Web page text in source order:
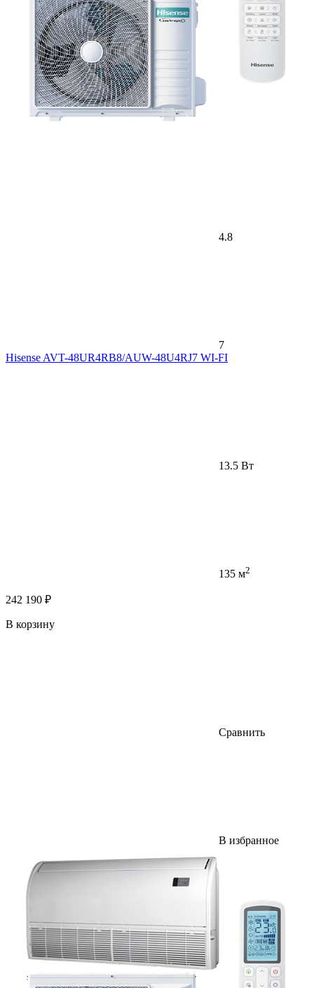
4.8
7
Hisense AVT-48UR4RB8/AUW-48U4RJ7 WI-FI
13.5 Вт
135 м2
242 190 ₽
В корзину
Сравнить
В избранное